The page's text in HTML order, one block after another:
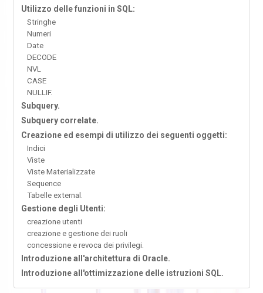
Utilizzo delle funzioni in SQL:
Stringhe
Numeri
Date
DECODE
NVL
CASE
NULLIF.
Subquery.
Subquery correlate.
Creazione ed esempi di utilizzo dei seguenti oggetti:
Indici
Viste
Viste Materializzate
Sequence
Tabelle external.
Gestione degli Utenti:
creazione utenti
creazione e gestione dei ruoli
concessione e revoca dei privilegi.
Introduzione all'architettura di Oracle.
Introduzione all'ottimizzazione delle istruzioni SQL.